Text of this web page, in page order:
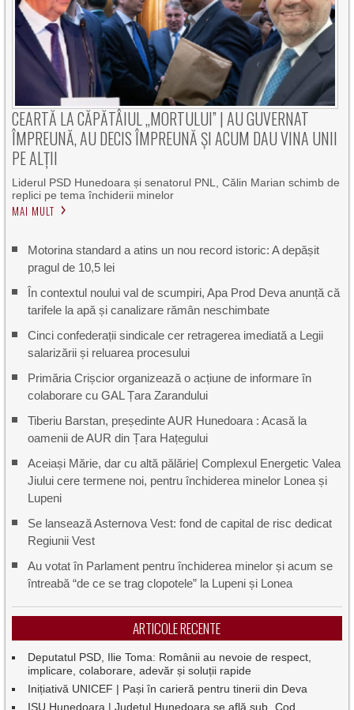
CEARTĂ LA CĂPĂTÂIUL „MORTULUI” | AU GUVERNAT
ÎMPREUNĂ, AU DECIS ÎMPREUNĂ ȘI ACUM DAU VINA UNII
PE ALȚII
Liderul PSD Hunedoara și senatorul PNL, Călin Marian schimb de
replici pe tema închiderii minelor
MAI MULT
Motorina standard a atins un nou record istoric: A depășit
pragul de 10,5 lei
În contextul noului val de scumpiri, Apa Prod Deva anunță că
tarifele la apă și canalizare rămân neschimbate
Cinci confederații sindicale cer retragerea imediată a Legii
salarizării și reluarea procesului
Primăria Crișcior organizează o acțiune de informare în
colaborare cu GAL Țara Zarandului
Tiberiu Barstan, președinte AUR Hunedoara : Acasă la
oamenii de AUR din Țara Hațegului
Aceiași Mărie, dar cu altă pălărie| Complexul Energetic Valea
Jiului cere termene noi, pentru închiderea minelor Lonea și
Lupeni
Se lansează Asternova Vest: fond de capital de risc dedicat
Regiunii Vest
Au votat în Parlament pentru închiderea minelor și acum se
întreabă “de ce se trag clopotele” la Lupeni și Lonea
ARTICOLE RECENTE
Deputatul PSD, Ilie Toma: Românii au nevoie de respect,
implicare, colaborare, adevăr și soluții rapide
Inițiativă UNICEF | Pași în carieră pentru tinerii din Deva
ISU Hunedoara | Județul Hunedoara se află sub „Cod